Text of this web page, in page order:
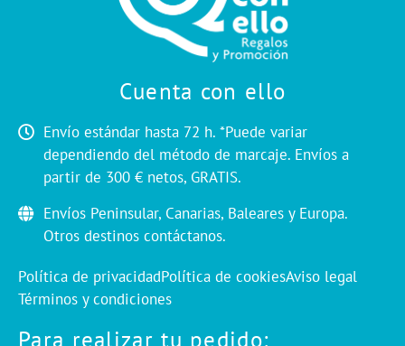
Cuenta con ello
Envío estándar hasta 72 h. *Puede variar
dependiendo del método de marcaje. Envíos a
partir de 300 € netos, GRATIS.
Envíos Peninsular, Canarias, Baleares y Europa.
Otros destinos contáctanos.
Política de privacidadPolítica de cookiesAviso legal
Términos y condiciones
Para realizar tu pedido: